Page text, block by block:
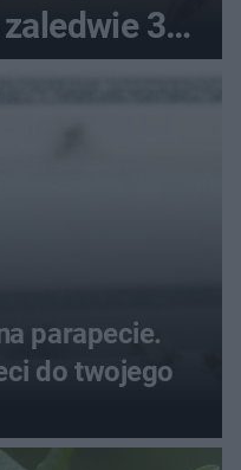
3
parapecie.
do twojego